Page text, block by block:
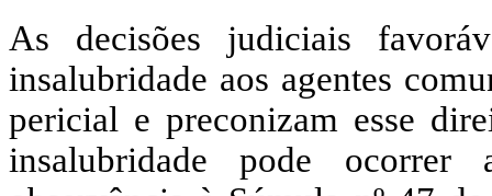
As decisões judiciais
insalubridade aos agentes
pericial e preconizam esse
insalubridade pode ocorrer